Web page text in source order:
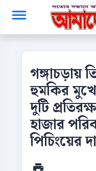
গঙ্গাচড়ায়
হুমকির মুখে
দুটি
হাজার
পিচিংয়ের